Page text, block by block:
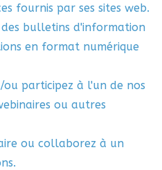
fournis par ses sites web.
bulletins d'information
en format numérique
ou participez à l'un de nos
ou autres
ou collaborez à un